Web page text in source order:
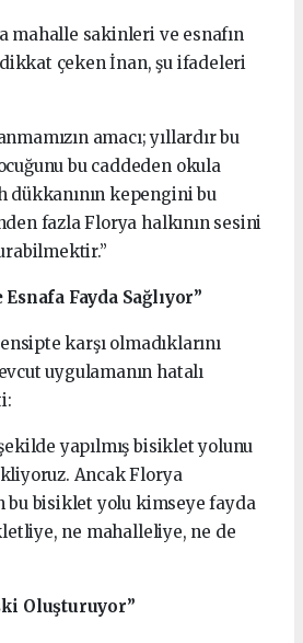
mahalle sakinleri ve esnafın
dikkat çeken İnan, şu ifadeleri
amacı; yıllardır bu
bu caddeden okula
dükkanının kepengini bu
fazla Florya halkının sesini
Fayda Sağlıyor”
karşı olmadıklarını
uygulamanın hatalı
yapılmış bisiklet yolunu
Ancak Florya
bu bisiklet yolu kimseye fayda
ne mahalleliye, ne de
Oluşturuyor”